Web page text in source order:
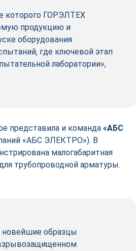
которого ГОРЭЛТЕХ
продукцию и
оборудования
где ключевой этап
лаборатории»,
представила и команда «АБС
«АБС ЭЛЕКТРО»). В
малогабаритная
трубопроводной арматуры.
новейшие образцы